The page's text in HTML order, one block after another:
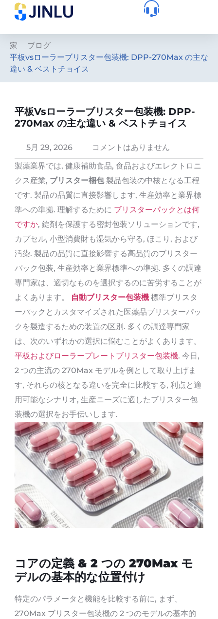
家
ブログ
平板vsローラーブリスター包装機: DPP-270Max の主な
違い & ベストチョイス
平板vsローラーブリスター包装機: DPP-
270Max の主な違い & ベストチョイス
5月 29, 2026
コメントはありません
製薬業界では, 健康補助食品, 食品およびエレクトロニ
クス産業, ブリスター梱包製品包装の中核となる工程
です. 製品の品質に直接影響します, 生産効率と業界標
準への準拠. 理解するために ブリスターパックとは何
ですか, 錠剤を保護する密封包装ソリューションです,
カプセル, 小型消費財も湿気から守る, ほこり, および
汚染. 製品の品質に直接影響する高品質のブリスター
パック包装, 生産効率と業界標準への準拠. 多くの調達
専門家は、適切なものを選択するのに苦労することが
よくあります。
自動ブリスター包装機 標準ブリスタ
ーパックとカスタマイズされた医薬品ブリスターパッ
クを製造するための装置の区別. 多くの調達専門家
は、次のいずれかの選択に悩むことがよくあります。
平板およびローラープレートブリスター包装機. 今日,
2 つの主流の 270Max モデルを例として取り上げま
す, それらの核となる違いを完全に比較する, 利点と適
用可能なシナリオ, 生産ニーズに適したブリスター包
装機の選択をお手伝いします.
コアの定義 & 2 つの 270Max モ
デルの基本的な位置付け
特定のパラメータと機能を比較する前に, まず、
270Max ブリスター包装機の 2 つのモデルの基本的